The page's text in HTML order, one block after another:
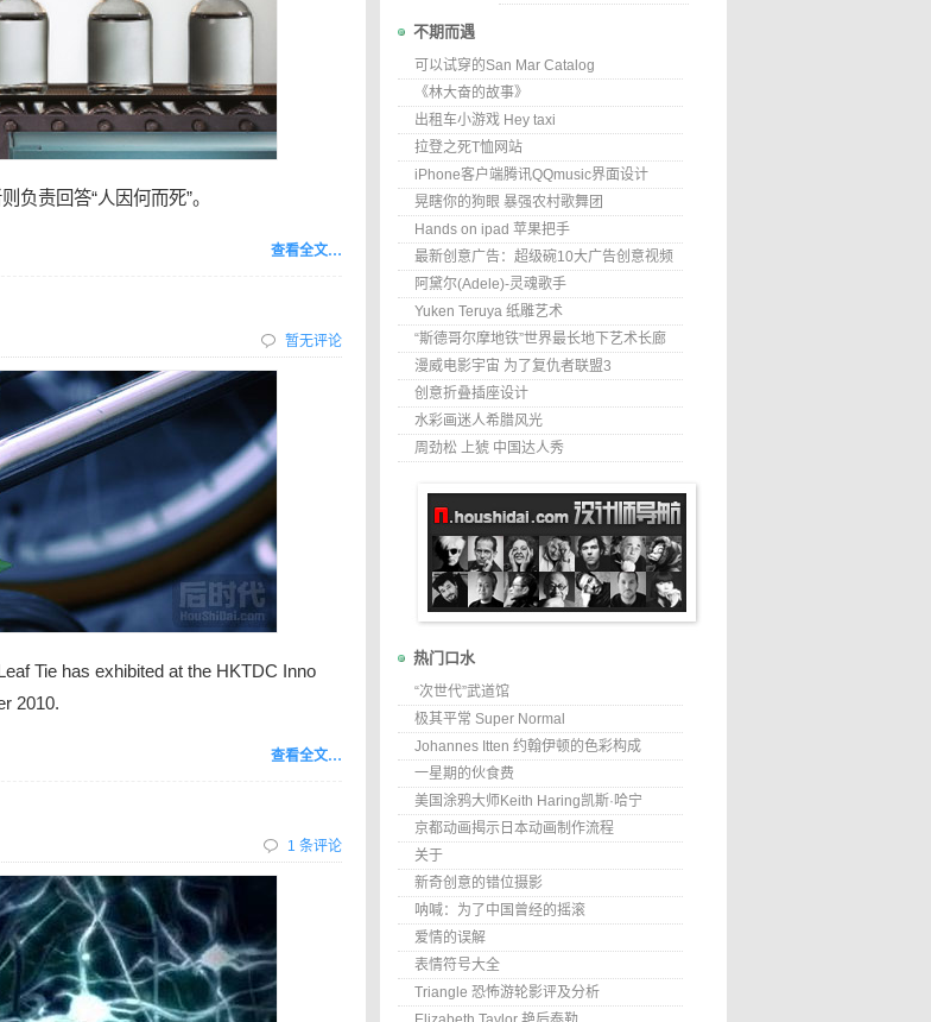
负责回答“人因何而死”。
查看全文…
暂无评论
Tie has exhibited at the HKTDC Inno
2010.
查看全文…
1 条评论
不期而遇
可以试穿的San Mar Catalog
《林大奋的故事》
出租车小游戏 Hey taxi
拉登之死T恤网站
iPhone客户端腾讯QQmusic界面设计
晃瞎你的狗眼 暴强农村歌舞团
Hands on ipad 苹果把手
最新创意广告：超级碗10大广告创意视频
阿黛尔(Adele)-灵魂歌手
Yuken Teruya 纸雕艺术
“斯德哥尔摩地铁”世界最长地下艺术长廊
漫威电影宇宙 为了复仇者联盟3
创意折叠插座设计
水彩画迷人希腊风光
周劲松 上猇 中国达人秀
热门口水
“次世代”武道馆
极其平常 Super Normal
Johannes Itten 约翰伊顿的色彩构成
一星期的伙食费
美国涂鸦大师Keith Haring凯斯·哈宁
京都动画揭示日本动画制作流程
关于
新奇创意的错位摄影
呐喊：为了中国曾经的摇滚
爱情的误解
表情符号大全
Triangle 恐怖游轮影评及分析